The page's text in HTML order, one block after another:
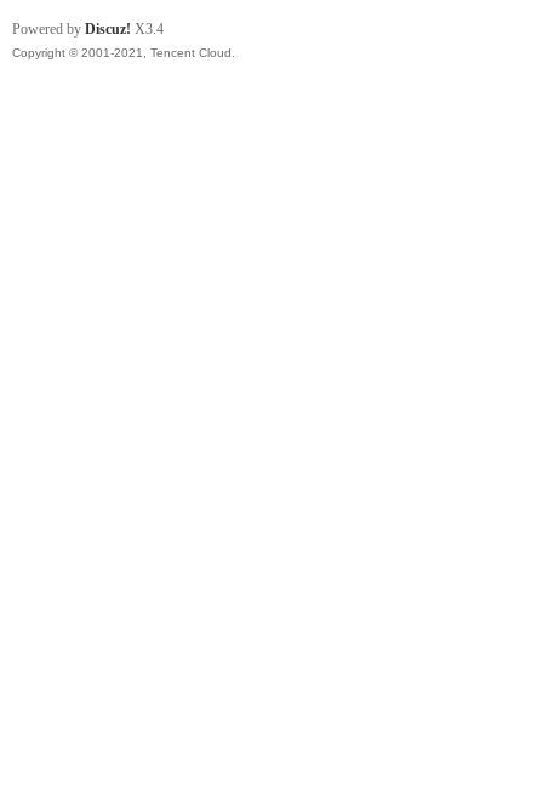
Powered by Discuz! X3.4
Copyright © 2001-2021, Tencent Cloud.